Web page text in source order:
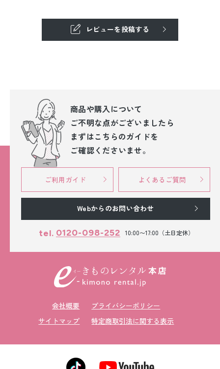
レビューを投稿する
商品や購入について
ご不明な点がございましたら
まずはこちらのガイドを
ご確認くださいませ。
ご利用ガイド よくあるご質問
Webからのお問い合わせ
tel. 0120-098-252 10:00〜17:00（土日定休）
会社概要
プライバシーポリシー
サイトマップ
特定商取引法に関する表示